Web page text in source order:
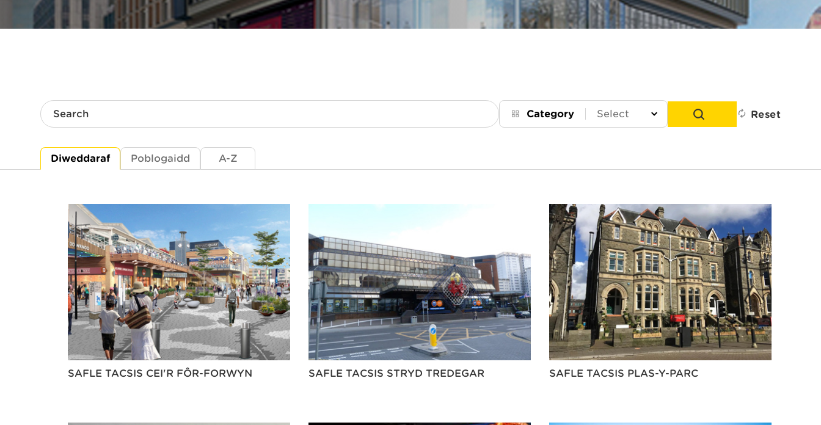
Search Category Reset
Diweddaraf Poblogaidd A-Z
SAFLE TACSIS CEI'R FÔR-FORWYN SAFLE TACSIS STRYD TREDEGAR SAFLE TACSIS PLAS-Y-PARC